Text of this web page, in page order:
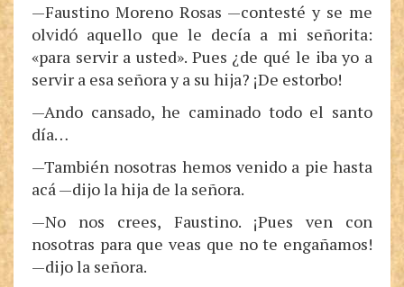
—Faustino Moreno Rosas —contesté y se me
olvidó aquello que le decía a mi señorita:
«para servir a usted». Pues ¿de qué le iba yo a
servir a esa señora y a su hija? ¡De estorbo!
—Ando cansado, he caminado todo el santo
día…
—También nosotras hemos venido a pie hasta
acá —dijo la hija de la señora.
—No nos crees, Faustino. ¡Pues ven con
nosotras para que veas que no te engañamos!
—dijo la señora.